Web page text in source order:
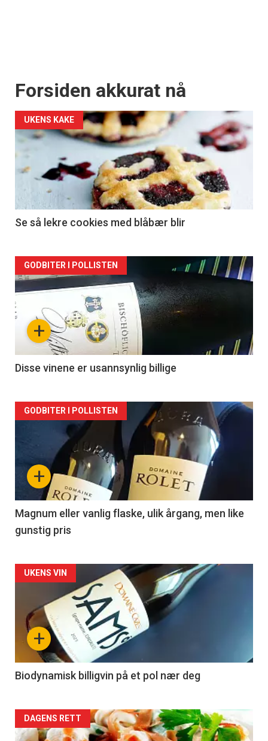
Forsiden akkurat nå
UKENS KAKE
Se så lekre cookies med blåbær blir
Forsiden
akkurat
nå
2
+
GODBITER I POLLISTEN
Disse vinene er usannsynlig billige
Forsiden
akkurat
nå
3
+
GODBITER I POLLISTEN
Magnum eller vanlig flaske, ulik årgang, men like
gunstig pris
Forsiden
akkurat
nå
4
+
UKENS VIN
Biodynamisk billigvin på et pol nær deg
Forsiden
DAGENS RETT